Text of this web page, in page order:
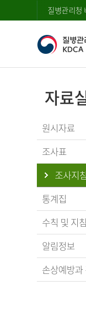
질병관리청
자료
원시자료
조사표
조사지
통계집
수칙 및 지침
알림정보
손상예방과